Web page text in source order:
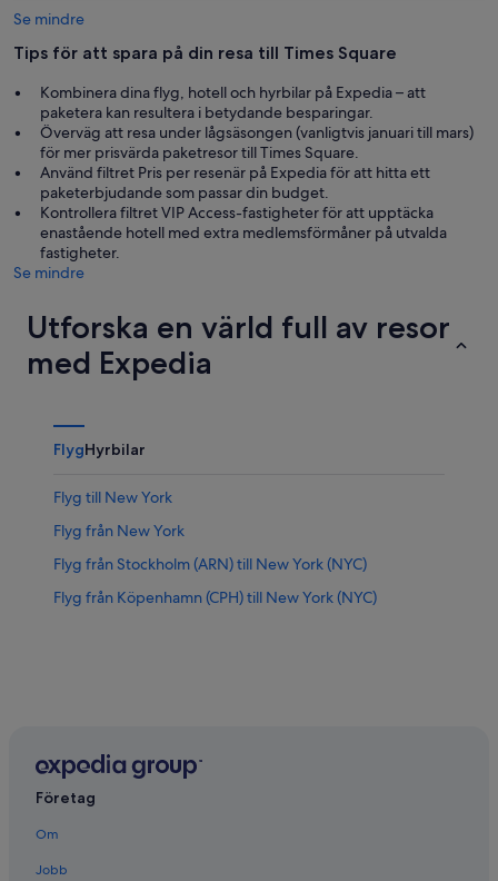
Se mindre
Tips för att spara på din resa till Times Square
Kombinera dina flyg, hotell och hyrbilar på Expedia – att
paketera kan resultera i betydande besparingar.
Överväg att resa under lågsäsongen (vanligtvis januari till mars)
för mer prisvärda paketresor till Times Square.
Använd filtret Pris per resenär på Expedia för att hitta ett
paketerbjudande som passar din budget.
Kontrollera filtret VIP Access-fastigheter för att upptäcka
enastående hotell med extra medlemsförmåner på utvalda
fastigheter.
Se mindre
Utforska en värld full av resor
med Expedia
FlygHyrbilar
Flyg till New York
Flyg från New York
Flyg från Stockholm (ARN) till New York (NYC)
Flyg från Köpenhamn (CPH) till New York (NYC)
Företag
Om
Jobb